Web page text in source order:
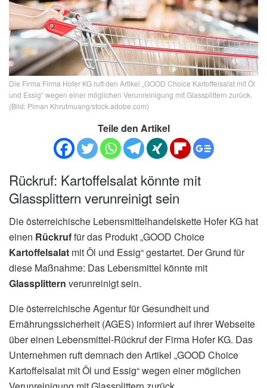
Die Firma Firma Hofer KG ruft den Artikel „GOOD Choice Kartoffelsalat mit Öl
und Essig“ wegen einer möglichen Verunreinigung mit Glassplittern zurück.
(Bild: Piman Khrutmuang/stock.adobe.com)
Teile den Artikel
Rückruf: Kartoffelsalat könnte mit
Glassplittern verunreinigt sein
Die österreichische Lebensmittelhandelskette Hofer KG hat
einen Rückruffür das Produkt „GOOD Choice
Kartoffelsalat mit Öl und Essig“ gestartet. Der Grund für
diese Maßnahme: Das Lebensmittel könnte mit
Glassplittern verunreinigt sein.
Die österreichische Agentur für Gesundheit und
Ernährungssicherheit (AGES) informiert auf ihrer Webseite
über einen Lebensmittel-Rückruf der Firma Hofer KG. Das
Unternehmen ruft demnach den Artikel „GOOD Choice
Kartoffelsalat mit Öl und Essig“ wegen einer möglichen